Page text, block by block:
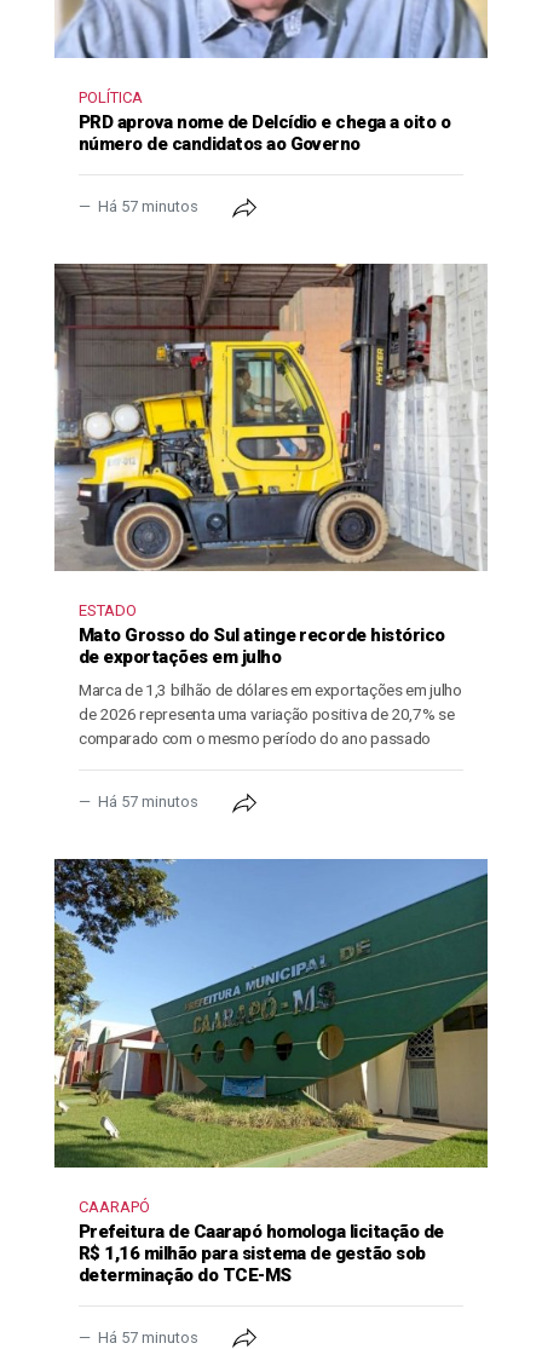
POLÍTICA
PRD aprova nome de Delcídio e chega a oito o
número de candidatos ao Governo
Há 57 minutos
ESTADO
Mato Grosso do Sul atinge recorde histórico
de exportações em julho
Marca de 1,3 bilhão de dólares em exportações em julho
de 2026 representa uma variação positiva de 20,7% se
comparado com o mesmo período do ano passado
Há 57 minutos
CAARAPÓ
Prefeitura de Caarapó homologa licitação de
R$ 1,16 milhão para sistema de gestão sob
determinação do TCE-MS
Há 57 minutos